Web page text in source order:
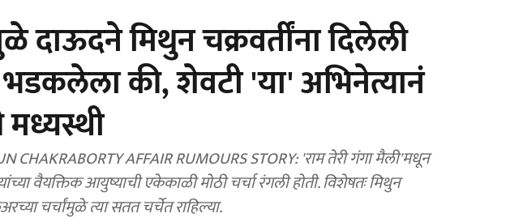
दाऊदने मिथुन चक्रवर्तींना दिलेली
की, शेवटी 'या' अभिनेत्यानं
CHAKRABORTY AFFAIR RUMOURS STORY: 'राम तेरी गंगा मैली'मधून
वैयक्तिक आयुष्याची एकेकाळी मोठी चर्चा रंगली होती. विशेषतः मिथुन
चर्चांमुळे त्या सतत चर्चेत राहिल्या.